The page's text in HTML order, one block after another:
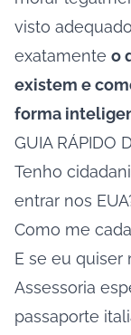
visto
exatamente o
existem e
forma
GUIA RÁPIDO
Tenho
entrar nos
Como me
E se eu quiser
Assessoria
passaporte